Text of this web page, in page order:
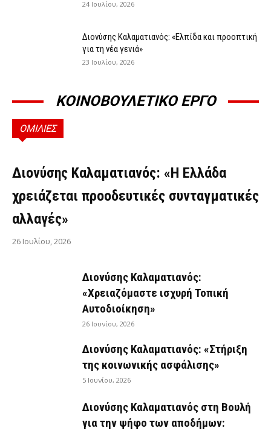
24 Ιουλίου, 2026
Διονύσης Καλαματιανός: «Ελπίδα και προοπτική
για τη νέα γενιά»
23 Ιουλίου, 2026
ΚΟΙΝΟΒΟΥΛΕΤΙΚΟ ΕΡΓΟ
ΟΜΙΛΙΕΣ
ΟΜΙΛΊΕΣ
Διονύσης Καλαματιανός: «Η Ελλάδα
χρειάζεται προοδευτικές συνταγματικές
αλλαγές»
26 Ιουλίου, 2026
Διονύσης Καλαματιανός:
«Χρειαζόμαστε ισχυρή Τοπική
Αυτοδιοίκηση»
26 Ιουνίου, 2026
Διονύσης Καλαματιανός: «Στήριξη
της κοινωνικής ασφάλισης»
5 Ιουνίου, 2026
Διονύσης Καλαματιανός στη Βουλή
για την ψήφο των αποδήμων: